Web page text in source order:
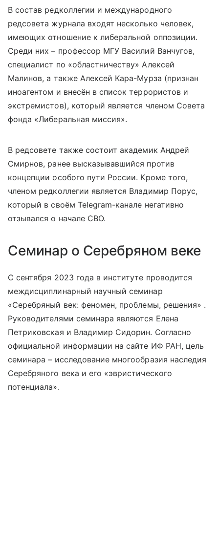
В состав редколлегии и международного
редсовета журнала входят несколько человек,
имеющих отношение к либеральной оппозиции.
Среди них – профессор МГУ Василий Ванчугов,
специалист по «областничеству» Алексей
Малинов, а также Алексей Кара-Мурза (признан
иноагентом и внесён в список террористов и
экстремистов), который является членом Совета
фонда «Либеральная миссия».
В редсовете также состоит академик Андрей
Смирнов, ранее высказывавшийся против
концепции особого пути России. Кроме того,
членом редколлегии является Владимир Порус,
который в своём Telegram-канале негативно
отзывался о начале СВО.
Семинар о Серебряном веке
С сентября 2023 года в институте проводится
междисциплинарный научный семинар
«Серебряный век: феномен, проблемы, решения» .
Руководителями семинара являются Елена
Петриковская и Владимир Сидорин. Согласно
официальной информации на сайте ИФ РАН, цель
семинара – исследование многообразия наследия
Серебряного века и его «эвристического
потенциала».